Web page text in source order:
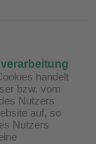
handelt
bzw. vom
Nutzers
auf, so
Nutzers